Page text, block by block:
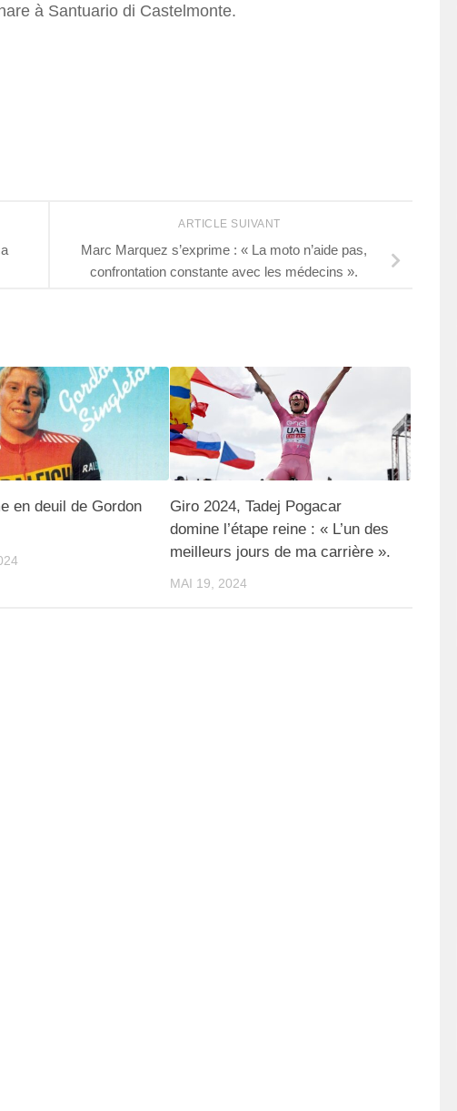
à Santuario di Castelmonte.
ARTICLE SUIVANT
Marc Marquez s’exprime : « La moto n’aide pas,
confrontation constante avec les médecins ».
en deuil de Gordon
Giro 2024, Tadej Pogacar
domine l’étape reine : « L’un des
meilleurs jours de ma carrière ».
MAI 19, 2024